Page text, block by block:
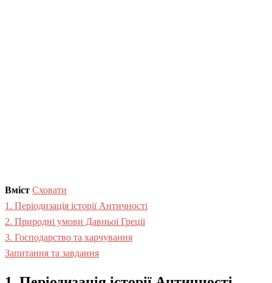
Вміст Сховати
1. Періодизація історії Античності
2. Природні умови Давньої Греції
3. Господарство та харчування
Запитання та завдання